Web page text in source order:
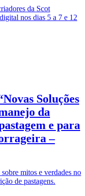
da Scot
nos dias 5 a 7 e 12
Soluções
da
e para
–
mitos e verdades no
de pastagens.